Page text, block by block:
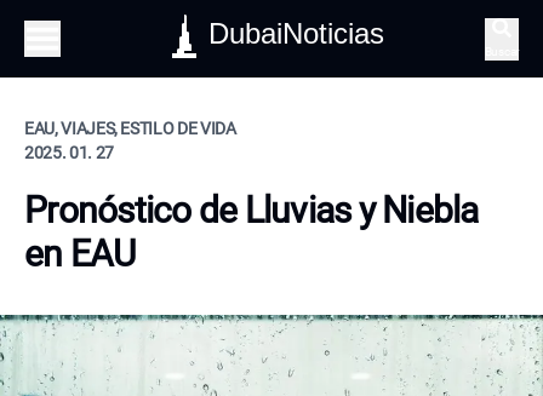
DubaiNoticias
EAU, VIAJES, ESTILO DE VIDA
2025. 01. 27
Pronóstico de Lluvias y Niebla
en EAU